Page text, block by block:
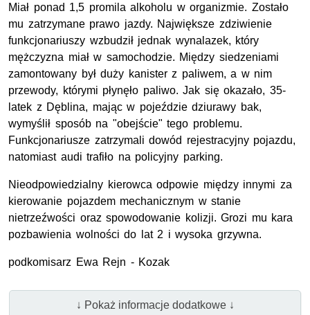
Miał ponad 1,5 promila alkoholu w organizmie. Zostało
mu zatrzymane prawo jazdy. Największe zdziwienie
funkcjonariuszy wzbudził jednak wynalazek, który
mężczyzna miał w samochodzie. Między siedzeniami
zamontowany był duży kanister z paliwem, a w nim
przewody, którymi płynęło paliwo. Jak się okazało, 35-
latek z Dęblina, mając w pojeździe dziurawy bak,
wymyślił sposób na "obejście" tego problemu.
Funkcjonariusze zatrzymali dowód rejestracyjny pojazdu,
natomiast audi trafiło na policyjny parking.
Nieodpowiedzialny kierowca odpowie między innymi za
kierowanie pojazdem mechanicznym w stanie
nietrzeźwości oraz spowodowanie kolizji. Grozi mu kara
pozbawienia wolności do lat 2 i wysoka grzywna.
podkomisarz Ewa Rejn - Kozak
↓ Pokaż informacje dodatkowe ↓